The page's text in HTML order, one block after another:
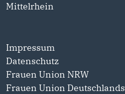
Mittelrhein
Impressum
Datenschutz
Frauen Union NRW
Frauen Union Deutschlands